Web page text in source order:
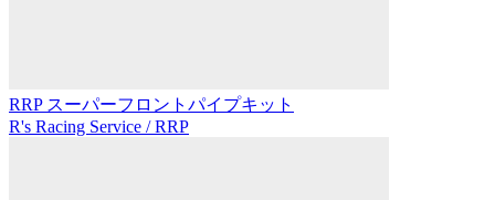
RRP スーパーフロントパイプキット
R's Racing Service / RRP